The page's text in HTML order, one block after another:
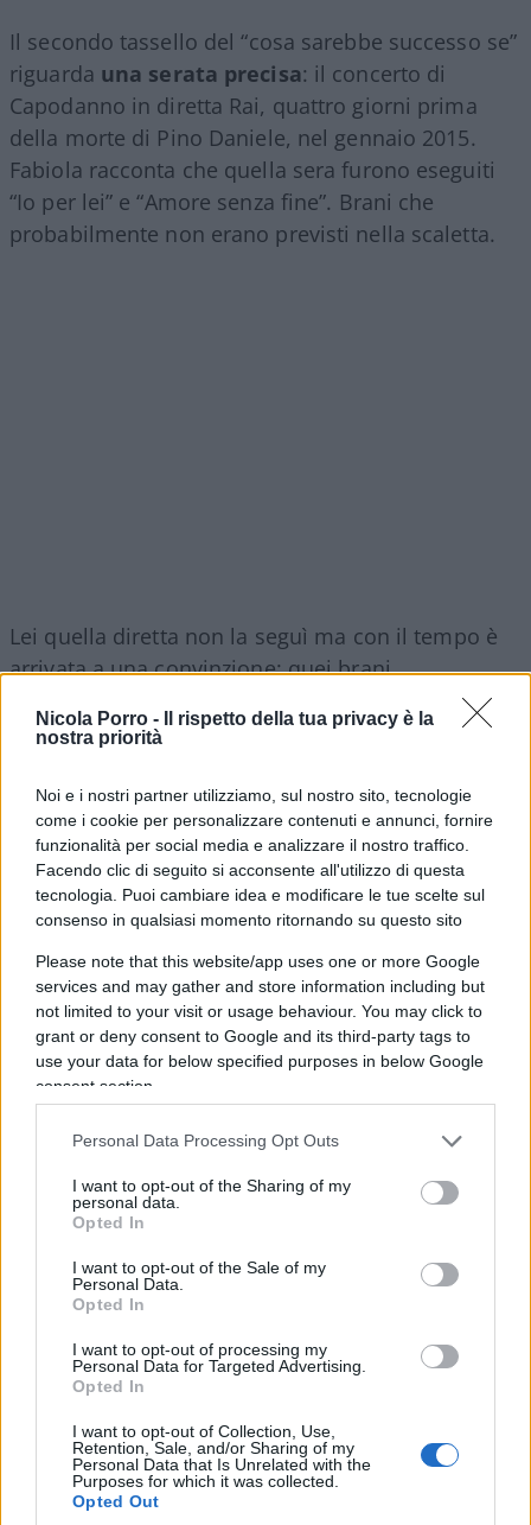
Nicola Porro -
Il rispetto della tua privacy è la
nostra priorità
Noi e i nostri partner utilizziamo, sul nostro sito, tecnologie
come i cookie per personalizzare contenuti e annunci, fornire
funzionalità per social media e analizzare il nostro traffico.
Facendo clic di seguito si acconsente all'utilizzo di questa
tecnologia. Puoi cambiare idea e modificare le tue scelte sul
consenso in qualsiasi momento ritornando su questo sito
Please note that this website/app uses one or more Google
services and may gather and store information including but
not limited to your visit or usage behaviour. You may click to
grant or deny consent to Google and its third-party tags to
use your data for below specified purposes in below Google
consent section.
Personal Data Processing Opt Outs
I want to opt-out of the Sharing of my
personal data.
Opted In
I want to opt-out of the Sale of my
Personal Data.
Opted In
I want to opt-out of processing my
Personal Data for Targeted Advertising.
Opted In
I want to opt-out of Collection, Use,
Retention, Sale, and/or Sharing of my
Personal Data that Is Unrelated with the
Purposes for which it was collected.
Opted Out
Il secondo tassello del “cosa sarebbe successo se”
riguarda una serata precisa: il concerto di
Capodanno in diretta Rai, quattro giorni prima
della morte di Pino Daniele, nel gennaio 2015.
Fabiola racconta che quella sera furono eseguiti
“Io per lei” e “Amore senza fine”. Brani che
probabilmente non erano previsti nella scaletta.
Lei quella diretta non la seguì ma con il tempo è
arrivata a una convinzione: quei brani,
semplicemente sbagliati per un contesto da “notte
di Capodanno”, fossero un messaggio in codice
mondovisione a chi, quella sera, aveva scelto di
non ascoltare.
È un dettaglio che, letto oggi, acquistail peso di
un presagio. Se quel segnale fosse arrivato — se
Fabiola avesse acceso la televisione quella notte,
se le parole di quelle due canzoni fossero state
raccolte e non lasciate cadere — la storia tra i due
si sarebbe chiusa diversamente nei quattro giorni
che restavano? O il destino, come dice lei stessa
aveva già scritto un’altra pagina, indipendente da
qualunque riavvicinamento?